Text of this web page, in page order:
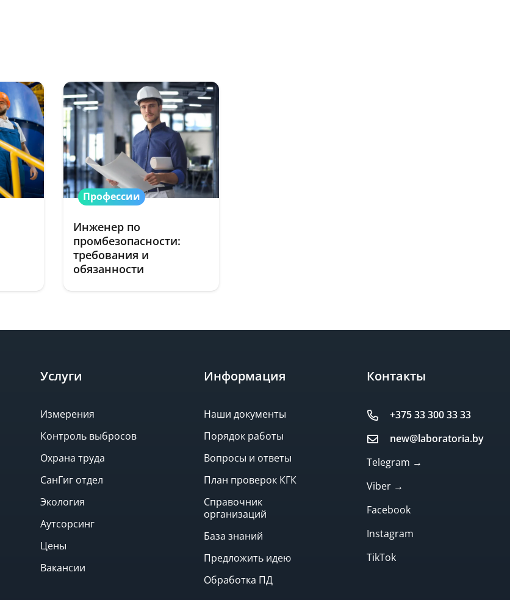
Профессии
Инженер по
промбезопасности:
требования и
обязанности
Услуги
Измерения
Контроль выбросов
Охрана труда
СанГиг отдел
Экология
Аутсорсинг
Цены
Вакансии
Информация
Наши документы
Порядок работы
Вопросы и ответы
План проверок КГК
Справочник
организаций
База знаний
Предложить идею
Обработка ПД
Контакты
+375 33 300 33 33
new@laboratoria.by
Telegram →
Viber →
Facebook
Instagram
TikTok